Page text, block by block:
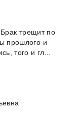
Брак трещит по
прошлого и
того и гл...